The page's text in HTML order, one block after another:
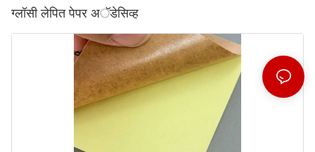
ग्लॉसी लेपित पेपर अॅडेसिव्ह